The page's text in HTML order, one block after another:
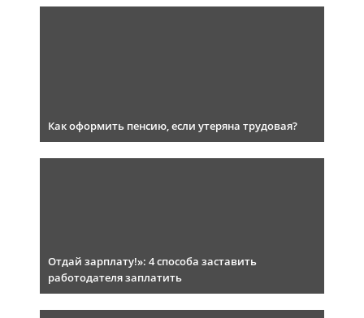
Как оформить пенсию, если утеряна трудовая?
Отдай зарплату!»: 4 способа заставить
работодателя заплатить